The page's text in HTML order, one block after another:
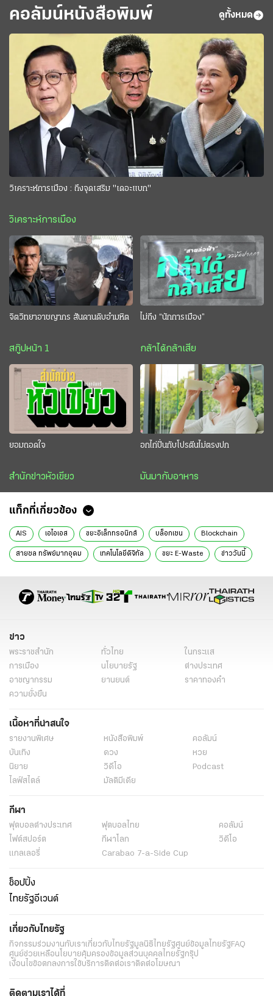
คอลัมน์หนังสือพิมพ์ ดูทั้งหมด
วิเคราะห์การเมือง : ถึงจุดเสริม "เดอะแบก"
วิเคราะห์การเมือง
จิตวิทยาอาชญากร สันดานดิบอำมหิต
สกู๊ปหน้า 1
ไม่ถึง “นักการเมือง”
กล้าได้กล้าเสีย
ยอมถอดใจ
สำนักข่าวหัวเขียว
อกไก่ปั่นกับโปรตีนไม่ตรงปก
มันมากับอาหาร
แท็กที่เกี่ยวข้อง
AIS เอไอเอส ขยะอิเล็กทรอนิกส์ บล็อกเชน Blockchain
สายชล ทรัพย์มากอุดม เทคโนโลยีดิจิทัล ขยะ E-Waste ข่าววันนี้
ข่าว
พระราชสำนัก ทั่วไทย
ในกระแส
การเมือง
นโยบายรัฐ
ต่างประเทศ
อาชญากรรม
ยานยนต์
ราคาทองคำ
ความยั่งยืน
เนื้อหาที่น่าสนใจ
รายงานพิเศษ หนังสือพิมพ์
คอลัมน์
บันเทิง
ดวง
หวย
นิยาย
วิดีโอ
Podcast
ไลฟ์สไตล์
มัลติมีเดีย
กีฬา
ฟุตบอลต่่างประเทศ ฟุตบอลไทย
คอลัมน์
ไฟต์สปอร์ต
กีฬาโลก
วิดีโอ
แกลเลอรี่
Carabao 7-a-Side Cup
ช็อปปิ้ง
ไทยรัฐอีเวนต์
เกี่ยวกับไทยรัฐ
กิจกรรมร่วมงานกับเราเกี่ยวกับไทยรัฐมูลนิธิไทยรัฐศูนย์ข้อมูลไทยรัฐFAQ
ศูนย์ช่วยเหลือนโยบายคุ้มครองข้อมูลส่วนบุคคลไทยรัฐกรุ๊ป
เงื่อนไขข้อตกลงการใช้บริการติดต่อเราติดต่อโฆษณา
ติดตามเราได้ที่